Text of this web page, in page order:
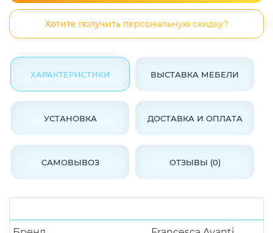
Хотите получить персональную скидку?
ХАРАКТЕРИСТИКИ ВЫСТАВКА МЕБЕЛИ
УСТАНОВКА ДОСТАВКА И ОПЛАТА
САМОВЫВОЗ ОТЗЫВЫ (0)